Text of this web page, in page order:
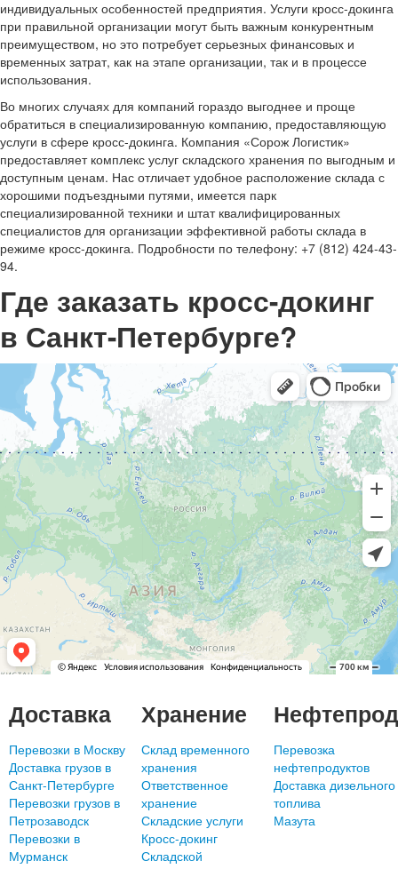
индивидуальных особенностей предприятия. Услуги кросс-докинга
при правильной организации могут быть важным конкурентным
преимуществом, но это потребует серьезных финансовых и
временных затрат, как на этапе организации, так и в процессе
использования.
Во многих случаях для компаний гораздо выгоднее и проще
обратиться в специализированную компанию, предоставляющую
услуги в сфере кросс-докинга. Компания «Сорож Логистик»
предоставляет комплекс услуг складского хранения по выгодным и
доступным ценам. Нас отличает удобное расположение склада с
хорошими подъездными путями, имеется парк
специализированной техники и штат квалифицированных
специалистов для организации эффективной работы склада в
режиме кросс-докинга. Подробности по телефону: +7 (812) 424-43-
94.
Где заказать кросс-докинг
в Санкт-Петербурге?
Доставка
Перевозки в Москву
Доставка грузов в
Санкт-Петербурге
Перевозки грузов в
Петрозаводск
Перевозки в
Мурманск
Хранение
Склад временного
хранения
Ответственное
хранение
Складские услуги
Кросс-докинг
Складской
Перевозка
нефтепродуктов
Доставка дизельного
топлива
Мазута